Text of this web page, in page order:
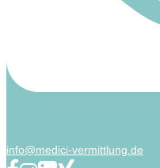
info@medici-vermittlung.de